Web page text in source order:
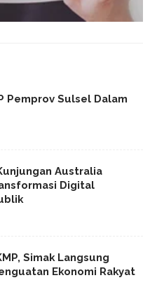
Pemprov Sulsel Dalam
Australia
Digital
Simak Langsung
Ekonomi Rakyat